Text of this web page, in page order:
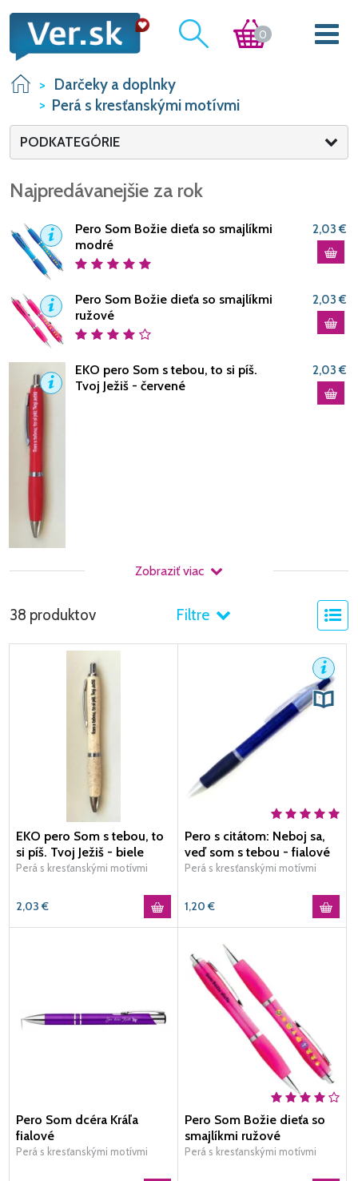
0
Darčeky a doplnky
Perá s kresťanskými motívmi
PODKATEGÓRIE
Najpredávanejšie za rok
Pero Som Božie dieťa so smajlíkmi
modré
2,03 €
Pero Som Božie dieťa so smajlíkmi
ružové
2,03 €
EKO pero Som s tebou, to si píš.
Tvoj Ježiš - červené
2,03 €
Zobraziť viac
38 produktov Filtre
EKO pero Som s tebou, to
si píš. Tvoj Ježiš - biele
Perá s kresťanskými motívmi
2,03 €
Pero s citátom: Neboj sa,
veď som s tebou - fialové
Perá s kresťanskými motívmi
1,20 €
Pero Som dcéra Kráľa
fialové
Perá s kresťanskými motívmi
Pero Som Božie dieťa so
smajlíkmi ružové
Perá s kresťanskými motívmi